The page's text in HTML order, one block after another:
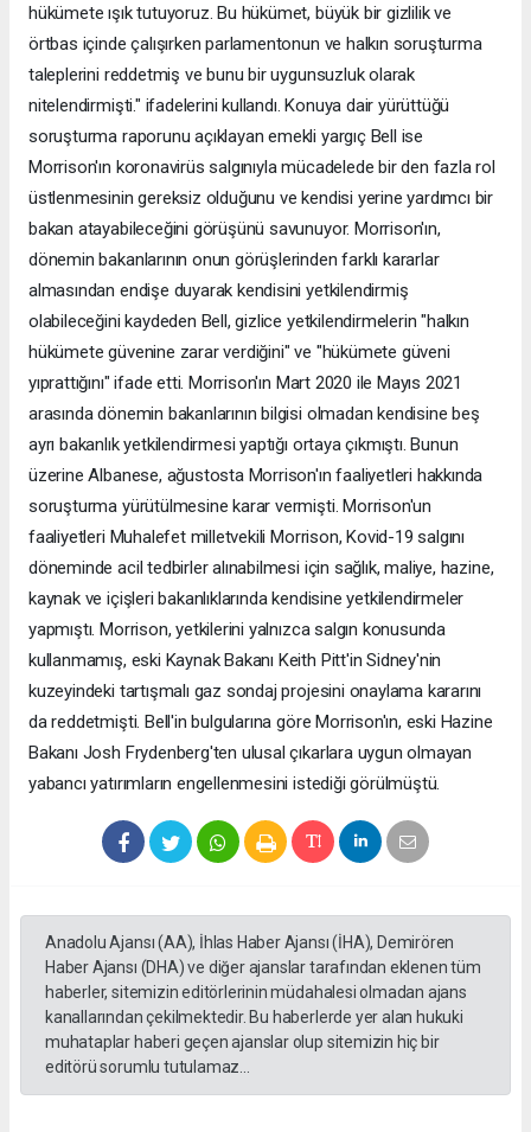
hükümete ışık tutuyoruz. Bu hükümet, büyük bir gizlilik ve
örtbas içinde çalışırken parlamentonun ve halkın soruşturma
taleplerini reddetmiş ve bunu bir uygunsuzluk olarak
nitelendirmişti." ifadelerini kullandı. Konuya dair yürüttüğü
soruşturma raporunu açıklayan emekli yargıç Bell ise
Morrison'ın koronavirüs salgınıyla mücadelede bir den fazla rol
üstlenmesinin gereksiz olduğunu ve kendisi yerine yardımcı bir
bakan atayabileceğini görüşünü savunuyor. Morrison'ın,
dönemin bakanlarının onun görüşlerinden farklı kararlar
almasından endişe duyarak kendisini yetkilendirmiş
olabileceğini kaydeden Bell, gizlice yetkilendirmelerin "halkın
hükümete güvenine zarar verdiğini" ve "hükümete güveni
yıprattığını" ifade etti. Morrison'ın Mart 2020 ile Mayıs 2021
arasında dönemin bakanlarının bilgisi olmadan kendisine beş
ayrı bakanlık yetkilendirmesi yaptığı ortaya çıkmıştı. Bunun
üzerine Albanese, ağustosta Morrison'ın faaliyetleri hakkında
soruşturma yürütülmesine karar vermişti. Morrison'un
faaliyetleri Muhalefet milletvekili Morrison, Kovid-19 salgını
döneminde acil tedbirler alınabilmesi için sağlık, maliye, hazine,
kaynak ve içişleri bakanlıklarında kendisine yetkilendirmeler
yapmıştı. Morrison, yetkilerini yalnızca salgın konusunda
kullanmamış, eski Kaynak Bakanı Keith Pitt'in Sidney'nin
kuzeyindeki tartışmalı gaz sondaj projesini onaylama kararını
da reddetmişti. Bell'in bulgularına göre Morrison'ın, eski Hazine
Bakanı Josh Frydenberg'ten ulusal çıkarlara uygun olmayan
yabancı yatırımların engellenmesini istediği görülmüştü.
Anadolu Ajansı (AA), İhlas Haber Ajansı (İHA), Demirören
Haber Ajansı (DHA) ve diğer ajanslar tarafından eklenen tüm
haberler, sitemizin editörlerinin müdahalesi olmadan ajans
kanallarından çekilmektedir. Bu haberlerde yer alan hukuki
muhataplar haberi geçen ajanslar olup sitemizin hiç bir
editörü sorumlu tutulamaz...